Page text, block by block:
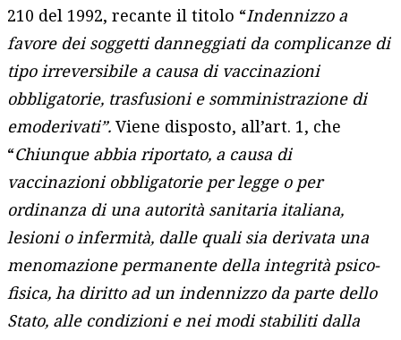
210 del 1992, recante il titolo “Indennizzo a
favore dei soggetti danneggiati da complicanze di
tipo irreversibile a causa di vaccinazioni
obbligatorie, trasfusioni e somministrazione di
emoderivati”. Viene disposto, all’art. 1, che
“Chiunque abbia riportato, a causa di
vaccinazioni obbligatorie per legge o per
ordinanza di una autorità sanitaria italiana,
lesioni o infermità, dalle quali sia derivata una
menomazione permanente della integrità psico-
fisica, ha diritto ad un indennizzo da parte dello
Stato, alle condizioni e nei modi stabiliti dalla